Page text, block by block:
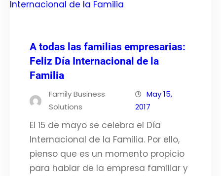
A todas las familias empresarias:
Feliz Día Internacional de la
Familia
Family Business
Solutions
May 15,
2017
El 15 de mayo se celebra el Día
Internacional de la Familia. Por ello,
pienso que es un momento propicio
para hablar de la empresa familiar y